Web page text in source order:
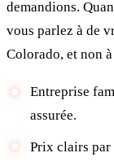
demandions.
vous parlez à de
Colorado, et non
Entreprise
assurée.
Prix clairs par